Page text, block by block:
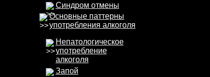
Синдром отмены
Основные паттерны
употребления алкоголя
Непатологическое
употребление
алкоголя
Запой